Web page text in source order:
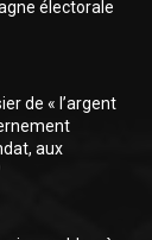
électorale
de « l’argent
aux